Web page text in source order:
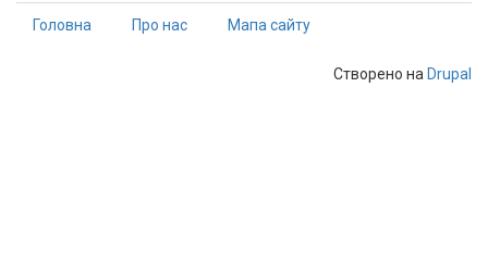
Головна Про нас Мапа сайту
Створено на Drupal